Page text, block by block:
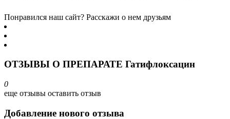
Понравился наш сайт? Расскажи о нем друзьям
ОТЗЫВЫ О ПРЕПАРАТЕ Гатифлоксацин
0
еще отзывы оставить отзыв
Добавление нового отзыва